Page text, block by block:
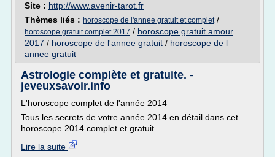
Site : http://www.avenir-tarot.fr
Thèmes liés : horoscope de l'annee gratuit et complet/
horoscope gratuit complet 2017 / horoscope gratuit amour
2017 / horoscope de l'annee gratuit / horoscope de l
annee gratuit
Astrologie complète et gratuite. -
jeveuxsavoir.info
L'horoscope complet de l'année 2014
Tous les secrets de votre année 2014 en détail dans cet
horoscope 2014 complet et gratuit...
Lire la suite